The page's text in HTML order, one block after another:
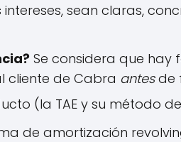
sean claras,
Se considera que
cliente de Cabra antesde
(la TAE y su método
de amortización